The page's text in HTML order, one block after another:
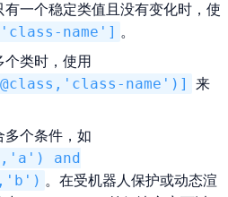
有一个稳定类值且没有变化时，使
name'] 。
类时，使用
name')]
来
多个条件，如
and
。在受机器人保护或动态渲